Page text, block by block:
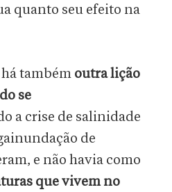
quanto seu efeito na
também outra lição
se
a crise de salinidade
de
e não havia como
que vivem no